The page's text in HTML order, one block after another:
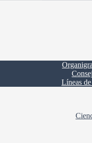
Líneas